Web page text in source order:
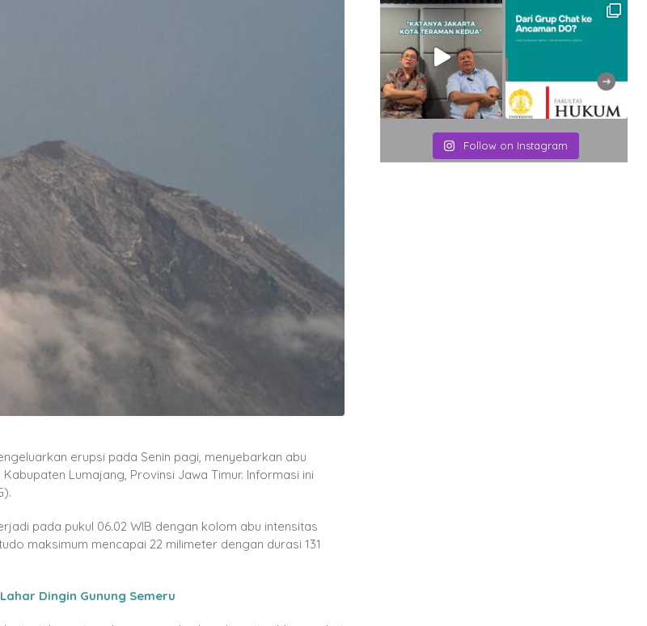
erupsi pada Senin pagi, menyebarkan abu
Lumajang, Provinsi Jawa Timur. Informasi ini
pada pukul 06.02 WIB dengan kolom abu intensitas
maksimum mencapai 22 milimeter dengan durasi 131
Dingin Gunung Semeru
Follow on Instagram